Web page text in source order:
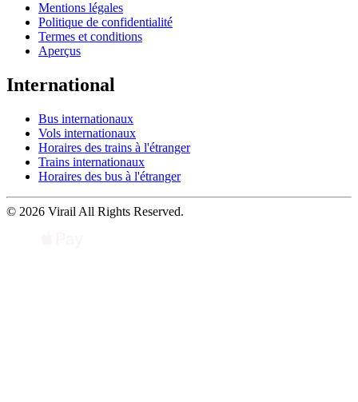
Mentions légales
Politique de confidentialité
Termes et conditions
Aperçus
International
Bus internationaux
Vols internationaux
Horaires des trains à l'étranger
Trains internationaux
Horaires des bus à l'étranger
© 2026 Virail All Rights Reserved.